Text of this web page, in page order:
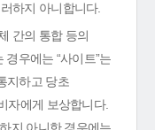
하지 아니합니다.
간의 통합 등의
우에는 “사이트”는
지하고 당초
자에게 보상합니다.